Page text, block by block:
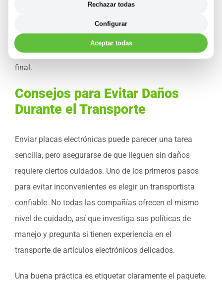
electrónicas estén bien protegidas durante el
transporte. Priorizando la seguridad en el embalaje,
minimizas el riesgo de daños y garantizas que el
producto llegue en óptimas condiciones a su destino
final.
Consejos para Evitar Daños
Durante el Transporte
Enviar placas electrónicas puede parecer una tarea
sencilla, pero asegurarse de que lleguen sin daños
requiere ciertos cuidados. Uno de los primeros pasos
para evitar inconvenientes es elegir un transportista
confiable. No todas las compañías ofrecen el mismo
nivel de cuidado, así que investiga sus políticas de
manejo y pregunta si tienen experiencia en el
transporte de artículos electrónicos delicados.
Una buena práctica es etiquetar claramente el paquete.
Rechazar todas
Configurar
Aceptar todas